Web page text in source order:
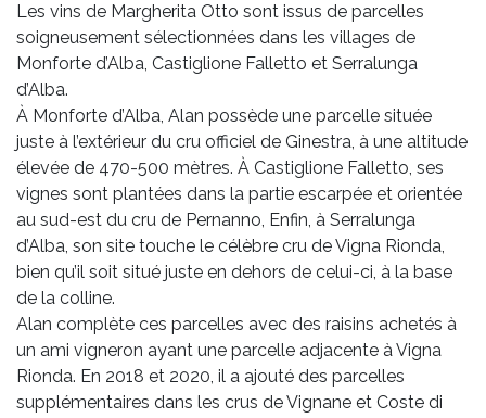
Les vins de Margherita Otto sont issus de parcelles
soigneusement sélectionnées dans les villages de
Monforte d’Alba, Castiglione Falletto et Serralunga
d’Alba.
À Monforte d’Alba, Alan possède une parcelle située
juste à l’extérieur du cru officiel de Ginestra, à une altitude
élevée de 470-500 mètres. À Castiglione Falletto, ses
vignes sont plantées dans la partie escarpée et orientée
au sud-est du cru de Pernanno, Enfin, à Serralunga
d’Alba, son site touche le célèbre cru de Vigna Rionda,
bien qu’il soit situé juste en dehors de celui-ci, à la base
de la colline.
Alan complète ces parcelles avec des raisins achetés à
un ami vigneron ayant une parcelle adjacente à Vigna
Rionda. En 2018 et 2020, il a ajouté des parcelles
supplémentaires dans les crus de Vignane et Coste di